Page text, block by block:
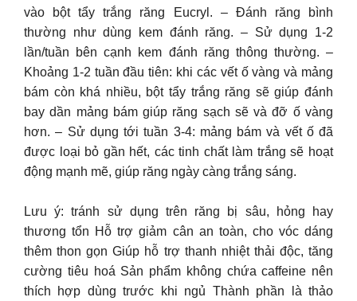
vào bột tẩy trắng răng Eucryl. – Đánh răng bình
thường như dùng kem đánh răng. – Sử dụng 1-2
lần/tuần bên cạnh kem đánh răng thông thường. –
Khoảng 1-2 tuần đầu tiên: khi các vết ố vàng và mảng
bám còn khá nhiều, bột tẩy trắng răng sẽ giúp đánh
bay dần mảng bám giúp răng sạch sẽ và đỡ ố vàng
hơn. – Sử dụng tới tuần 3-4: mảng bám và vết ố đã
được loại bỏ gần hết, các tinh chất làm trắng sẽ hoạt
động mạnh mẽ, giúp răng ngày càng trắng sáng.
Lưu ý: tránh sử dụng trên răng bị sâu, hỏng hay
thương tổn Hỗ trợ giảm cân an toàn, cho vóc dáng
thêm thon gọn Giúp hỗ trợ thanh nhiệt thải độc, tăng
cường tiêu hoá Sản phẩm không chứa caffeine nên
thích hợp dùng trước khi ngủ Thành phần là thảo